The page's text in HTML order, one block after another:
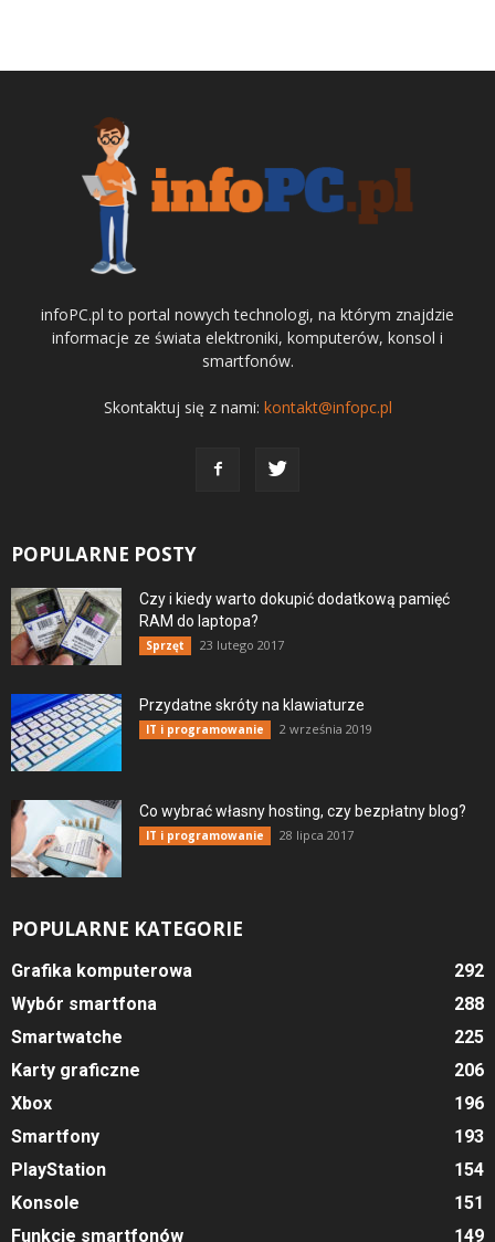
infoPC.pl to portal nowych technologi, na którym znajdzie
informacje ze świata elektroniki, komputerów, konsol i
smartfonów.
Skontaktuj się z nami: kontakt@infopc.pl
POPULARNE POSTY
Czy i kiedy warto dokupić dodatkową pamięć
RAM do laptopa?
Sprzęt 23 lutego 2017
Przydatne skróty na klawiaturze
IT i programowanie 2 września 2019
Co wybrać własny hosting, czy bezpłatny blog?
IT i programowanie 28 lipca 2017
POPULARNE KATEGORIE
Grafika komputerowa
292
Wybór smartfona
288
Smartwatche
225
Karty graficzne
206
Xbox
196
Smartfony
193
PlayStation
154
Konsole
151
Funkcje smartfonów
149